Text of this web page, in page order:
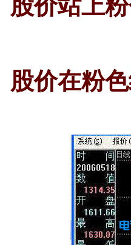
股价站上
股价在粉